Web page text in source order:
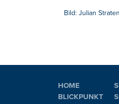
Bild: Julian
HOME
BLICKPUNKT